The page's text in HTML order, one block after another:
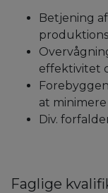
Betjening
effektivitet
at
Div.
Faglige